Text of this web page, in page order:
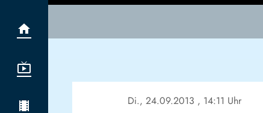
Di., 24.09.2013 , 14:11 Uhr